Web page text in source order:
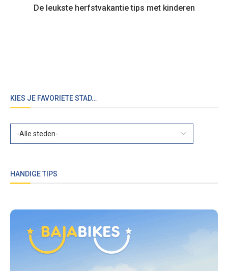
De leukste herfstvakantie tips met kinderen
KIES JE FAVORIETE STAD…
HANDIGE TIPS